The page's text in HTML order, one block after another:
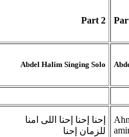
Part 2
Abdel Halim Singing Solo
إحنا إحنا إحنا اللى امنا
للزمان إحنا